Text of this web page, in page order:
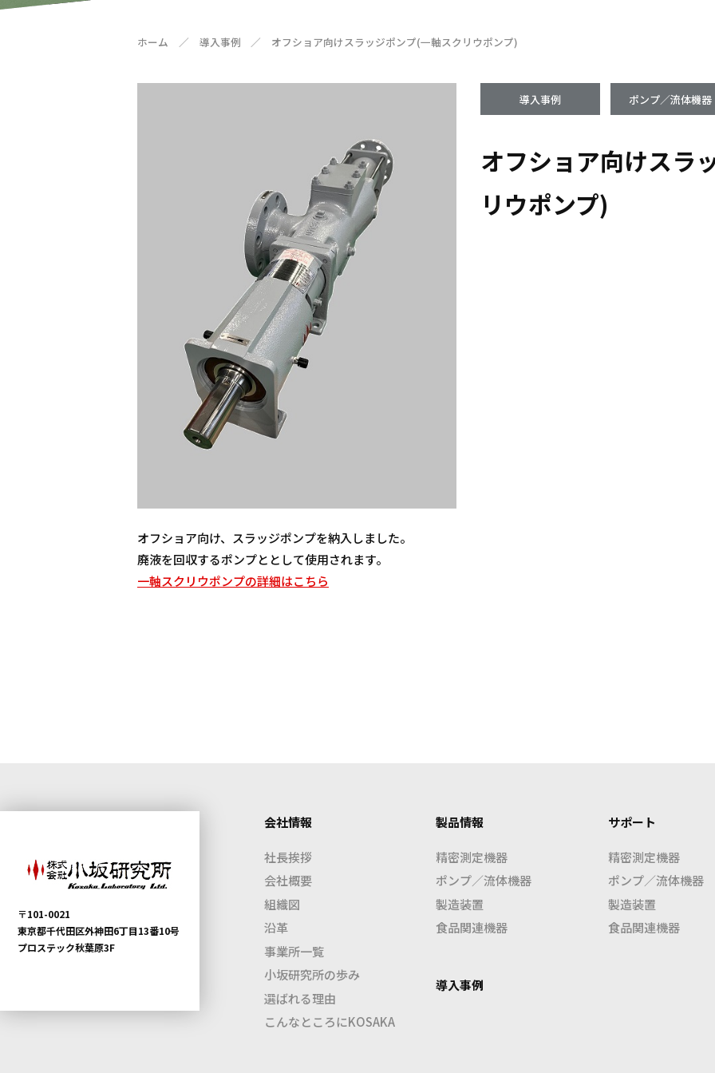
ホーム ／ 導入事例 ／ オフショア向けスラッジポンプ(一軸スクリウポンプ)
導入事例 ポンプ／流体機器
オフショア向けスラ
リウポンプ)
オフショア向け、スラッジポンプを納入しました。
廃液を回収するポンプととして使用されます。
一軸スクリウポンプの詳細はこちら
〒101-0021
東京都千代田区外神田6丁目13番10号
プロステック秋葉原3F
会社情報
社長挨拶
会社概要
組織図
沿革
事業所一覧
小坂研究所の歩み
選ばれる理由
こんなところにKOSAKA
製品情報
精密測定機器
ポンプ／流体機器
製造装置
食品関連機器
導入事例
サポート
精密測定機器
ポンプ／流体機器
製造装置
食品関連機器